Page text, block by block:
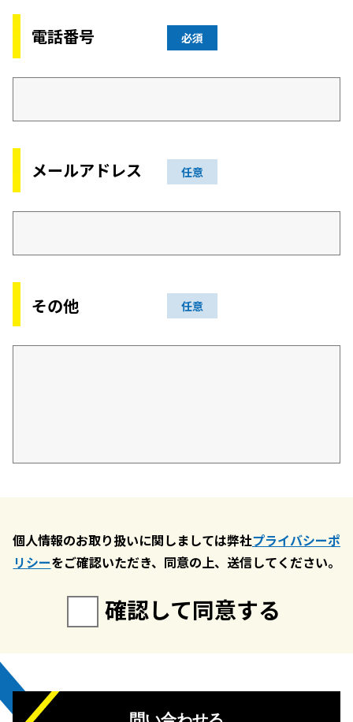
電話番号 必須
メールアドレス 任意
その他 任意
個人情報のお取り扱いに関しましては弊社プライバシーポ
リシーをご確認いただき、同意の上、送信してください。
確認して同意する